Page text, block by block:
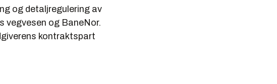
og detaljregulering av
vegvesen og BaneNor.
kontraktspart